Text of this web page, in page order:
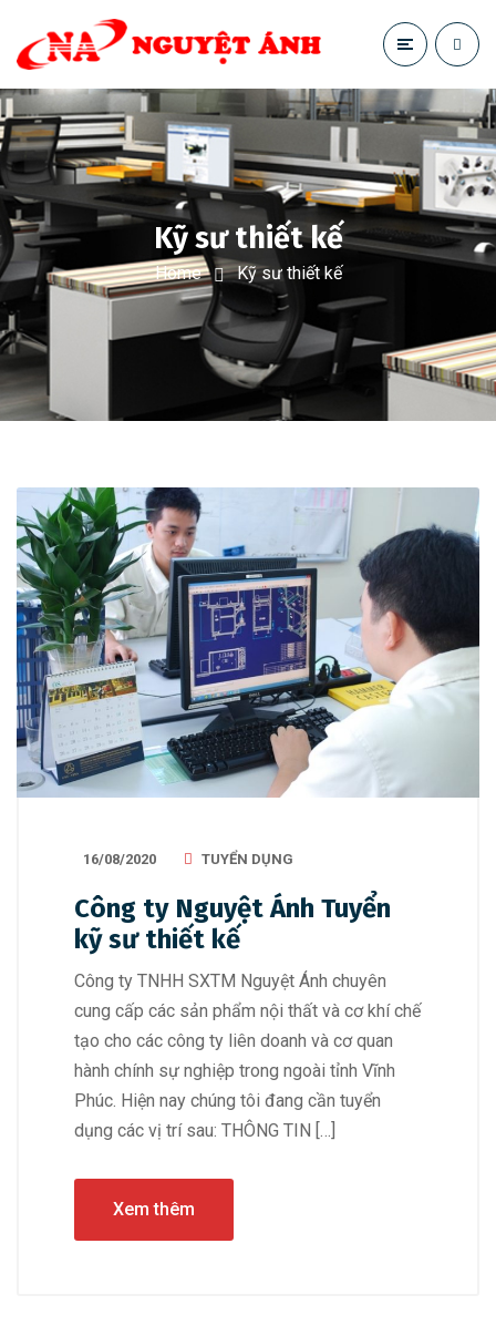
Kỹ sư thiết kế
Home Kỹ sư thiết kế
16/08/2020 TUYỂN DỤNG
Công ty Nguyệt Ánh Tuyển
kỹ sư thiết kế
Công ty TNHH SXTM Nguyệt Ánh chuyên
cung cấp các sản phẩm nội thất và cơ khí chế
tạo cho các công ty liên doanh và cơ quan
hành chính sự nghiệp trong ngoài tỉnh Vĩnh
Phúc. Hiện nay chúng tôi đang cần tuyển
dụng các vị trí sau: THÔNG TIN […]
Xem thêm